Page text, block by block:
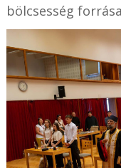
bölcsesség